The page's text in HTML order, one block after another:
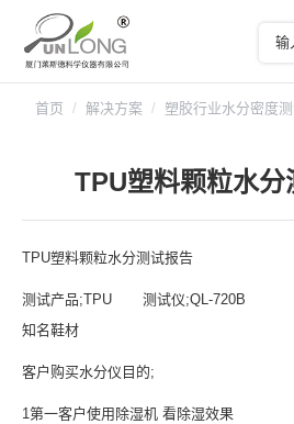
您在这里：
首页 解决方案 塑胶行业水分密度
TPU塑料颗粒水分
TPU塑料颗粒水分测试报告
测试产品;TPU 测试仪;QL-720B
知名鞋材
客户购买水分仪目的;
1第一客户使用除湿机 看除湿效果